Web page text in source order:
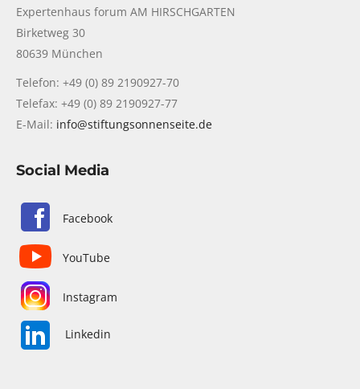
Expertenhaus forum AM HIRSCHGARTEN
Birketweg 30
80639 München
Telefon: +49 (0) 89 2190927-70
Telefax: +49 (0) 89 2190927-77
E-Mail: info@stiftungsonnenseite.de
Social Media
Facebook
YouTube
Instagram
Linkedin